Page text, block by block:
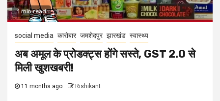
1 min read
social media कारोबार जमशेदपुर झारखंड स्वास्थ्य
अब अमूल के प्रोडक्ट्स होंगे सस्ते, GST 2.0 से
मिली खुशखबरी!
11 months ago Rishikant